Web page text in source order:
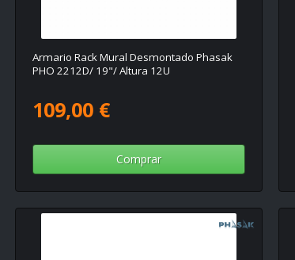
Armario Rack Mural Desmontado Phasak
PHO 2212D/ 19"/ Altura 12U
109,00 €
Comprar